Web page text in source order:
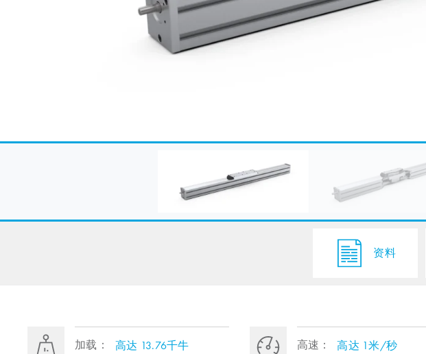
资料
加载： 高达 13.76千牛 高速： 高达 1米/秒